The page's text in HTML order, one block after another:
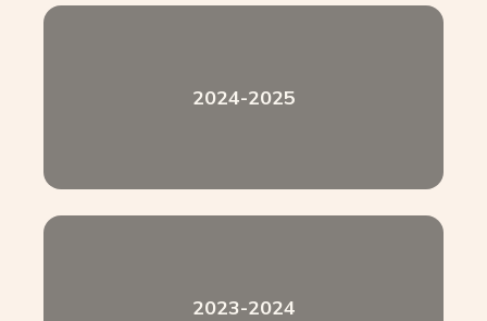
2024-2025
2023-2024